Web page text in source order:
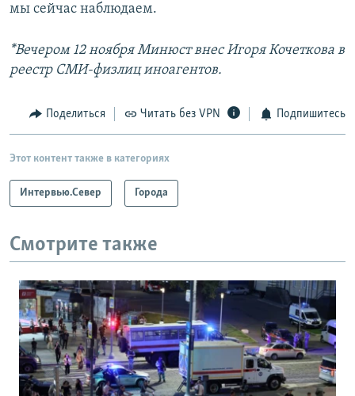
мы сейчас наблюдаем.
*Вечером 12 ноября Минюст внес Игоря Кочеткова в
реестр СМИ-физлиц иноагентов.
Поделиться Читать без VPN Подпишитесь
Этот контент также в категориях
Интервью.Север Города
Смотрите также